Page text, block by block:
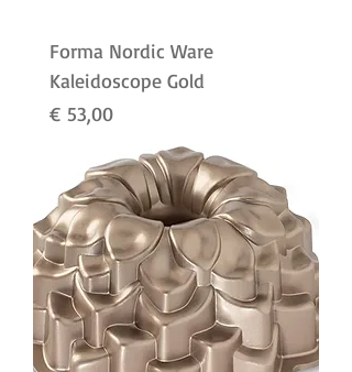
Forma Nordic Ware
Kaleidoscope Gold
Preço
€ 53,00